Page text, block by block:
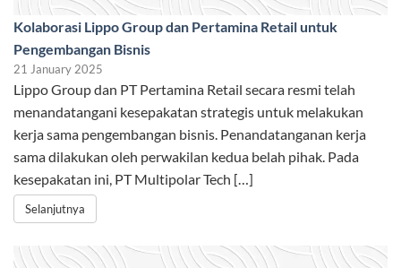
Kolaborasi Lippo Group dan Pertamina Retail untuk
Pengembangan Bisnis
21 January 2025
Lippo Group dan PT Pertamina Retail secara resmi telah
menandatangani kesepakatan strategis untuk melakukan
kerja sama pengembangan bisnis. Penandatanganan kerja
sama dilakukan oleh perwakilan kedua belah pihak. Pada
kesepakatan ini, PT Multipolar Tech […]
Selanjutnya